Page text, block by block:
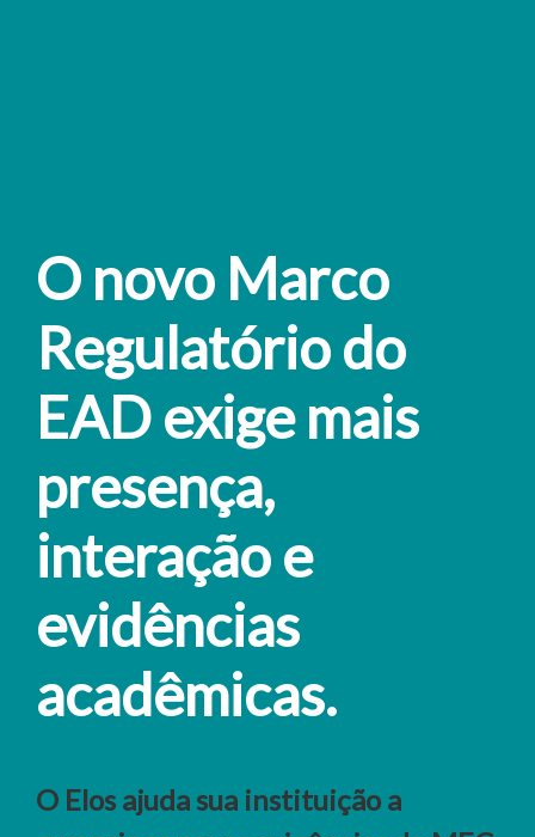
O novo Marco
Regulatório do
EAD exige mais
presença,
interação e
evidências
acadêmicas.
O Elos ajuda sua instituição a